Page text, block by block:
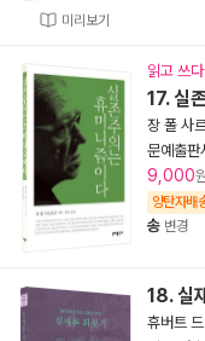
미리보기
읽고 쓰
17. 실
장 폴 사
문예출판
9,000
양탄자배
송 변경
18. 실
휴버트